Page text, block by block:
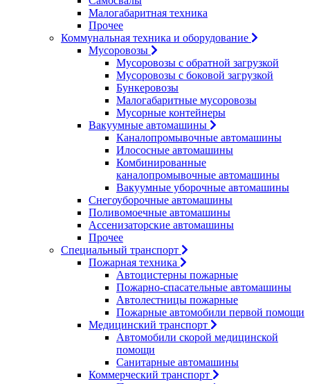
Малогабаритная техника
Прочее
Коммунальная техника и оборудование
Мусоровозы
Мусоровозы с обратной загрузкой
Мусоровозы с боковой загрузкой
Бункеровозы
Малогабаритные мусоровозы
Мусорные контейнеры
Вакуумные автомашины
Каналопромывочные автомашины
Илососные автомашины
Комбинированные
каналопромывочные автомашины
Вакуумные уборочные автомашины
Снегоуборочные автомашины
Поливомоечные автомашины
Ассенизаторские автомашины
Прочее
Специальный транспорт
Пожарная техника
Автоцистерны пожарные
Пожарно-спасательные автомашины
Автолестницы пожарные
Пожарные автомобили первой помощи
Медицинский транспорт
Автомобили скорой медицинской
помощи
Санитарные автомашины
Коммерческий транспорт